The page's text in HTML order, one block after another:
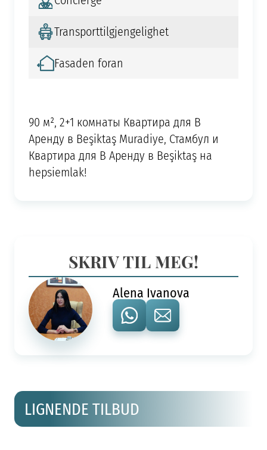
Transporttilgjengelighet
Fasaden foran
90 м², 2+1 комнаты Квартира для В
Аренду в Beşiktaş Muradiye, Стамбул и
Квартира для В Аренду в Beşiktaş на
hepsiemlak!
SKRIV TIL MEG!
Alena Ivanova
LIGNENDE TILBUD